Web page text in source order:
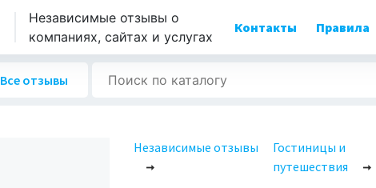
Независимые отзывы о
компаниях, сайтах и услугах
Контакты Правила
Все отзывы
Независимые отзывы
Гостиницы и
путешествия